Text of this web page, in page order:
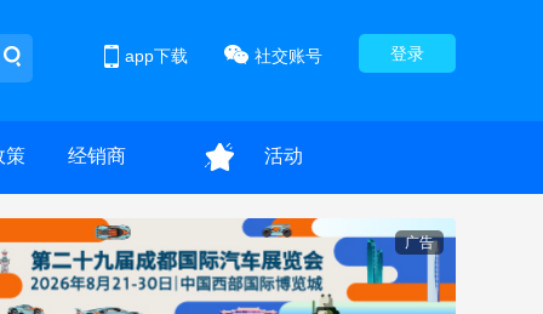
登录
社交账号
app下载
策 经销商 活动
广告